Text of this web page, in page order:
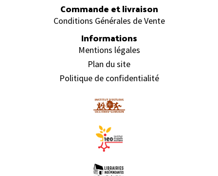
Commande et livraison
Conditions Générales de Vente
Informations
Mentions légales
Plan du site
Politique de confidentialité